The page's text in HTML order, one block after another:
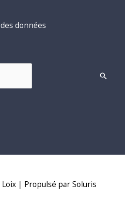
données
Loix| Propulsé par Soluris